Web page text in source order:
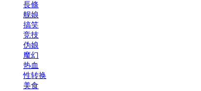
長條
舰娘
搞笑
竞技
伪娘
魔幻
热血
性转换
美食